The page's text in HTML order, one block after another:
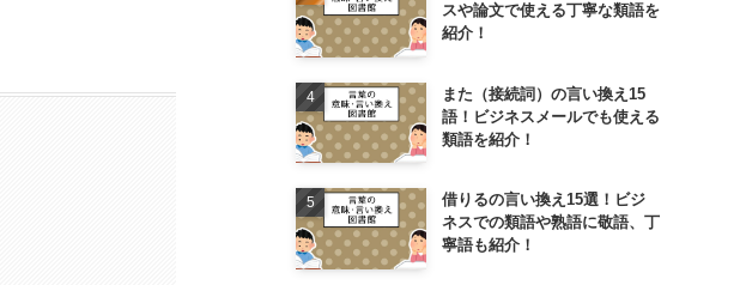
スや論文で使える丁寧な類語を
紹介！
また（接続詞）の言い換え15
語！ビジネスメールでも使える
類語を紹介！
借りるの言い換え15選！ビジ
ネスでの類語や熟語に敬語、丁
寧語も紹介！